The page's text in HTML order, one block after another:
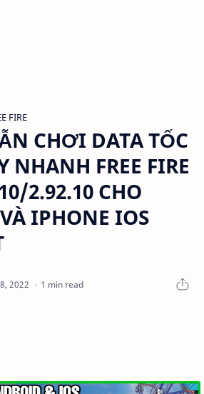
FIRE
CHƠI DATA TỐC
NHANH FREE FIRE
2.92.10 CHO
IPHONE IOS
1 min read